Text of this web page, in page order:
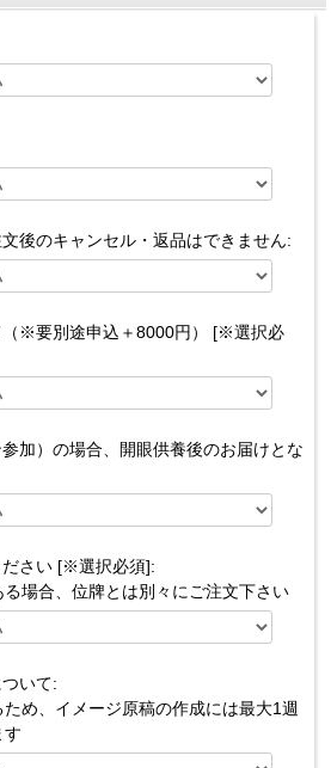
後のキャンセル・返品はできません:
（※要別途申込＋8000円） [※選択必
加）の場合、開眼供養後のお届けとな
さい [※選択必須]:
場合、位牌とは別々にご注文下さい
いて:
め、イメージ原稿の作成には最大1週
す